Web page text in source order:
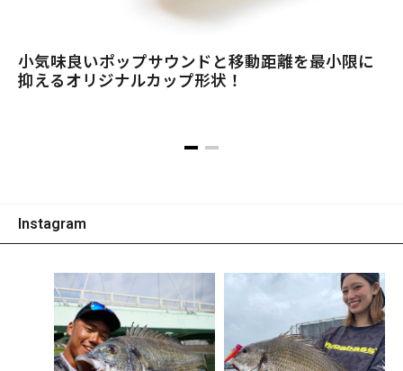
小気味良いポップサウンドと移動距離を最小限に
抑えるオリジナルカップ形状！
Instagram